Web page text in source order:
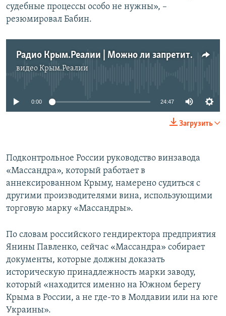
судебные процессы особо не нужны», –
резюмировал Бабин.
Радио Крым.Реалии | Можно ли запретить «Массандру»?
видеоКрым.Реалии
0:00 24:47
Загрузить
Подконтрольное России руководство винзавода
«Массандра», который работает в
аннексированном Крыму, намерено судиться с
другими производителями вина, использующими
торговую марку «Массандры».
По словам российского гендиректора предприятия
Янины Павленко, сейчас «Массандра» собирает
документы, которые должны доказать
историческую принадлежность марки заводу,
который «находится именно на Южном берегу
Крыма в России, а не где-то в Молдавии или на юге
Украины».